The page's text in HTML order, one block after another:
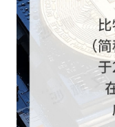
科技、媒体和通
地产与物业
美容时尚
中国管理团队
表现与影响
战略合作伙伴